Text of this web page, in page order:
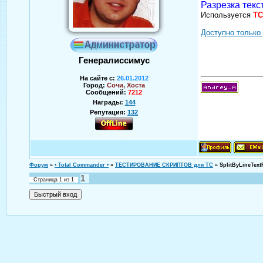
Генералиссимус
На сайте с: 26.01.2012
Город: Сочи, Хоста
Сообщений: 7212
Награды: 144
Репутация: 132
Разрезка
Используется
Доступно
Форум » • Total Commander • » ТЕСТИРОВАНИЕ СКРИПТОВ для TC »
Страница 1 из 1 1